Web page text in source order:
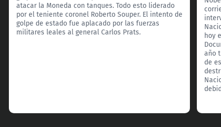
atacar la Moneda con tanques. Todo esto liderado
por el teniente coronel Roberto Souper. El intento de
golpe de estado fue aplacado por las fuerzas
militares leales al general Carlos Prats.
hoy
año
de